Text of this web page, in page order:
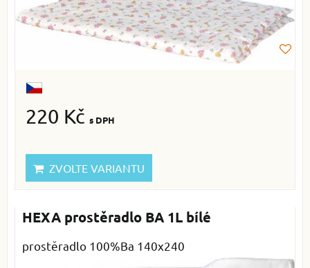
220 Kč s DPH
ZVOLTE VARIANTU
HEXA prostěradlo BA 1L bílé
prostěradlo 100%Ba 140x240